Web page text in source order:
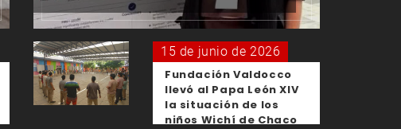
15 de junio de 2026
Fundación Valdocco
llevó al Papa León XIV
la situación de los
niños Wichí de Chaco